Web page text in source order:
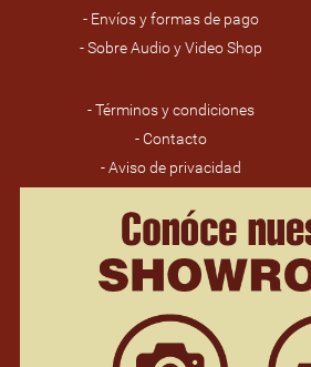
- Envíos y formas de pago
- Sobre Audio y Video Shop
- Términos y condiciones
- Contacto
- Aviso de privacidad